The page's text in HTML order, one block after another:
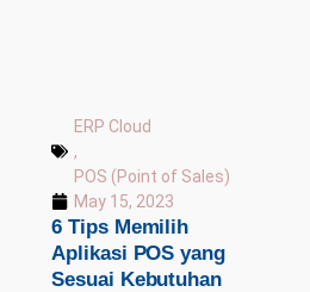
ERP Cloud
,
POS (Point of Sales)
May 15, 2023
6 Tips Memilih
Aplikasi POS yang
Sesuai Kebutuhan